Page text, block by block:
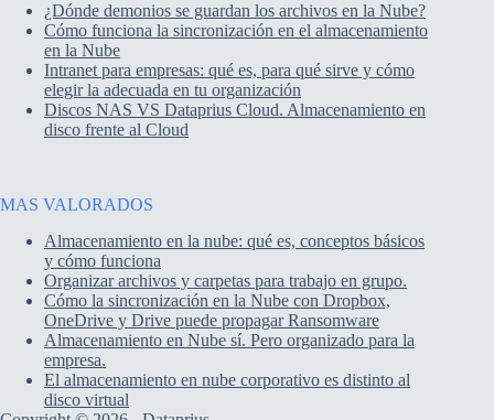
¿Dónde demonios se guardan los archivos en la Nube?
Cómo funciona la sincronización en el almacenamiento
en la Nube
Intranet para empresas: qué es, para qué sirve y cómo
elegir la adecuada en tu organización
Discos NAS VS Dataprius Cloud. Almacenamiento en
disco frente al Cloud
MAS VALORADOS
Almacenamiento en la nube: qué es, conceptos básicos
y cómo funciona
Organizar archivos y carpetas para trabajo en grupo.
Cómo la sincronización en la Nube con Dropbox,
OneDrive y Drive puede propagar Ransomware
Almacenamiento en Nube sí. Pero organizado para la
empresa.
El almacenamiento en nube corporativo es distinto al
disco virtual